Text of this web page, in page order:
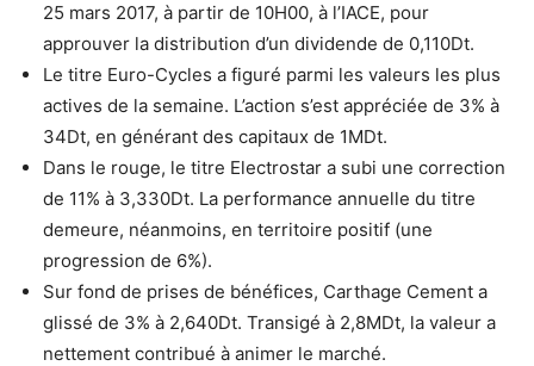
25 mars 2017, à partir de 10H00, à l’IACE, pour
approuver la distribution d’un dividende de 0,110Dt.
Le titre Euro-Cycles a figuré parmi les valeurs les plus
actives de la semaine. L’action s’est appréciée de 3% à
34Dt, en générant des capitaux de 1MDt.
Dans le rouge, le titre Electrostar a subi une correction
de 11% à 3,330Dt. La performance annuelle du titre
demeure, néanmoins, en territoire positif (une
progression de 6%).
Sur fond de prises de bénéfices, Carthage Cement a
glissé de 3% à 2,640Dt. Transigé à 2,8MDt, la valeur a
nettement contribué à animer le marché.